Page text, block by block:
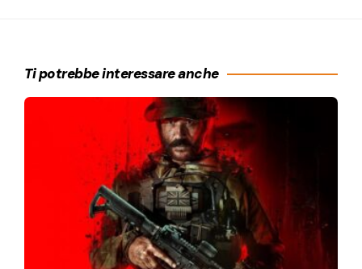
Ti potrebbe interessare anche